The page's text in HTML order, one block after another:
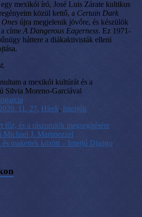
mexikói író, José Luis Zárate kultikus
közül kettő, a Certain Dark
újra megjelenik jövőre, és készülök
címe A Dangerous Eagerness. Ez 1971-
háttere a diákaktivisták elleni
a mexikói kultúrát és a
Silvia Moreno-Garciával
11. 27. Hírek, Interjúk
főz, és a rászorulók megsegítésére
Michael J. Martinezzel
és makettek között – Interjú Django